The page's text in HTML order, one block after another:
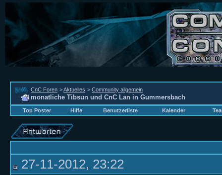
CnC Foren >Aktuelles > Community allgemein
monatliche Tibsun und CnC Lan in Gummersbach
Top Poster Hilfe Benutzerliste Kalender
27-11-2012, 23:22